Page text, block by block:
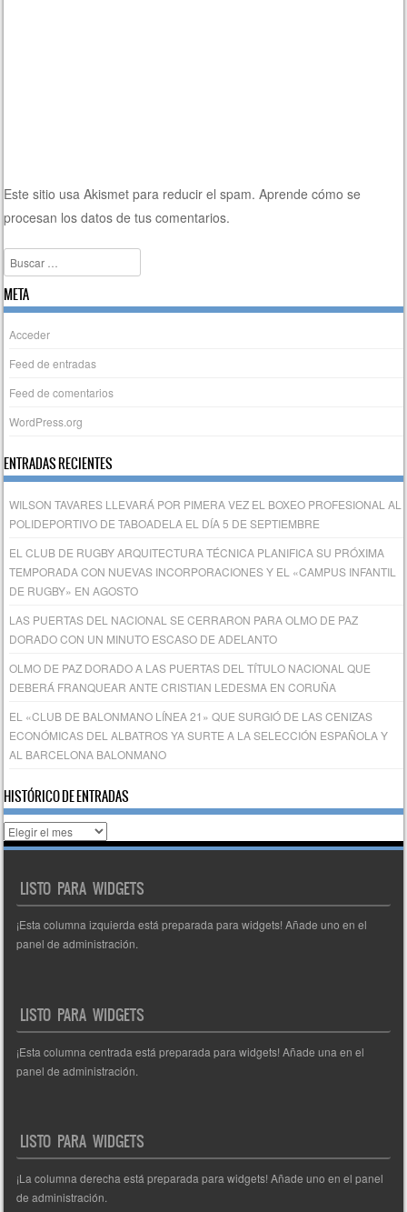
Este sitio usa Akismet para reducir el spam.Aprende cómo se
procesan los datos de tus comentarios.
Buscar
META
Acceder
Feed de entradas
Feed de comentarios
WordPress.org
ENTRADAS RECIENTES
WILSON TAVARES LLEVARÁ POR PIMERA VEZ EL BOXEO PROFESIONAL AL
POLIDEPORTIVO DE TABOADELA EL DÍA 5 DE SEPTIEMBRE
EL CLUB DE RUGBY ARQUITECTURA TÉCNICA PLANIFICA SU PRÓXIMA
TEMPORADA CON NUEVAS INCORPORACIONES Y EL «CAMPUS INFANTIL
DE RUGBY» EN AGOSTO
LAS PUERTAS DEL NACIONAL SE CERRARON PARA OLMO DE PAZ
DORADO CON UN MINUTO ESCASO DE ADELANTO
OLMO DE PAZ DORADO A LAS PUERTAS DEL TÍTULO NACIONAL QUE
DEBERÁ FRANQUEAR ANTE CRISTIAN LEDESMA EN CORUÑA
EL «CLUB DE BALONMANO LÍNEA 21» QUE SURGIÓ DE LAS CENIZAS
ECONÓMICAS DEL ALBATROS YA SURTE A LA SELECCIÓN ESPAÑOLA Y
AL BARCELONA BALONMANO
HISTÓRICO DE ENTRADAS
Histórico
de
LISTO PARA WIDGETS
¡Esta columna izquierda está preparada para widgets! Añade uno en el
panel de administración.
LISTO PARA WIDGETS
¡Esta columna centrada está preparada para widgets! Añade una en el
panel de administración.
LISTO PARA WIDGETS
¡La columna derecha está preparada para widgets! Añade uno en el panel
de administración.